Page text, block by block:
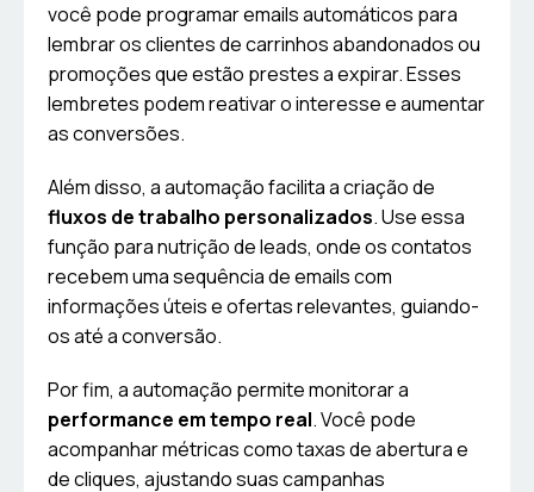
você pode programar emails automáticos para
lembrar os clientes de carrinhos abandonados ou
promoções que estão prestes a expirar. Esses
lembretes podem reativar o interesse e aumentar
as conversões.
Além disso, a automação facilita a criação de
fluxos de trabalho personalizados. Use essa
função para nutrição de leads, onde os contatos
recebem uma sequência de emails com
informações úteis e ofertas relevantes, guiando-
os até a conversão.
Por fim, a automação permite monitorar a
performance em tempo real. Você pode
acompanhar métricas como taxas de abertura e
de cliques, ajustando suas campanhas